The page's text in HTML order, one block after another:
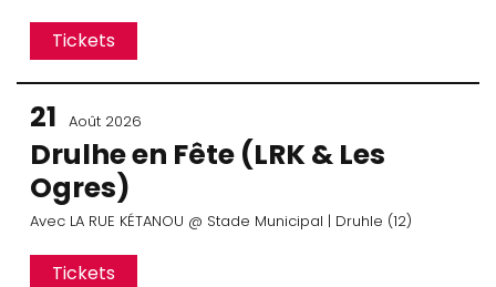
Tickets
21 Août 2026
Drulhe en Fête (LRK & Les
Ogres)
Avec LA RUE KÉTANOU @ Stade Municipal | Druhle (12)
Tickets